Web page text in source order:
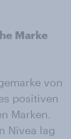
Marke
von
positiven
Marken.
Nivea lag